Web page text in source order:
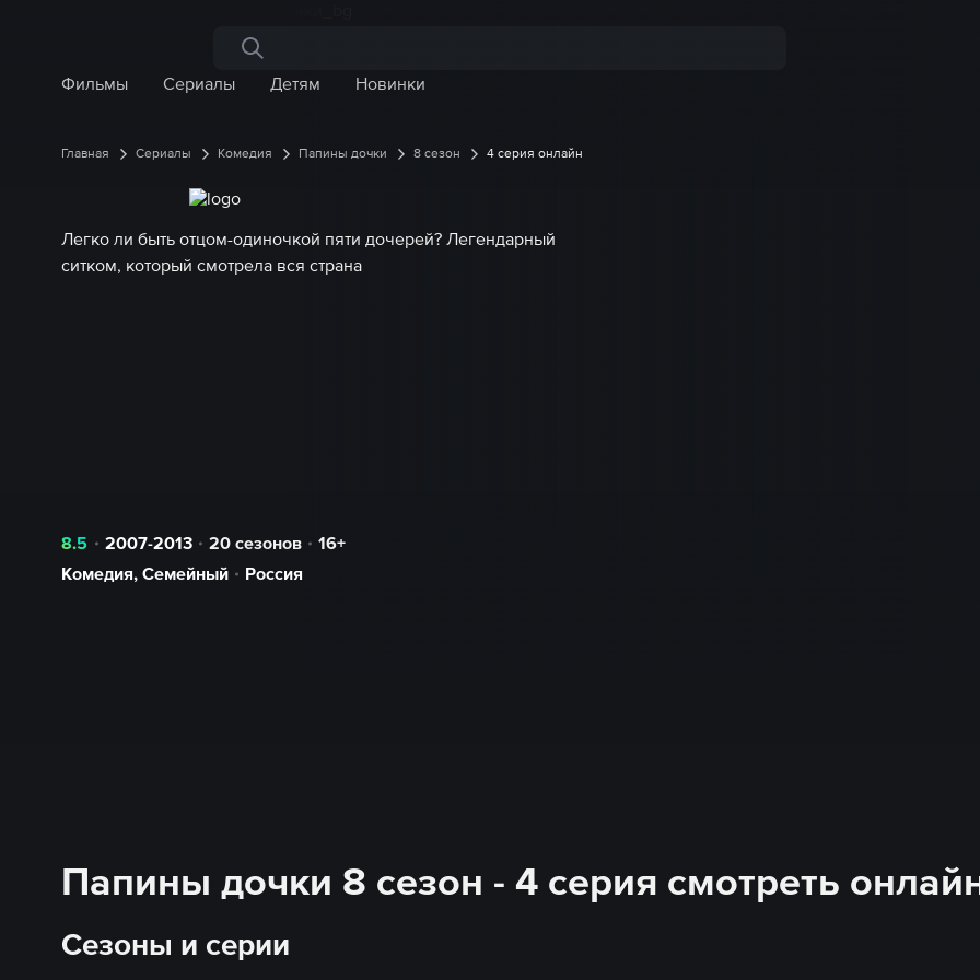
Поиск по сайту
Фильмы
Сериалы Детям Новинки
Главная Сериалы Комедия Папины дочки 8 сезон 4 серия онлайн
Легко ли быть отцом-одиночкой пяти дочерей? Легендарный
ситком, который смотрела вся страна
8.5 2007-2013 20 сезонов
16+
Комедия, Семейный Россия
Папины дочки 8 сезон - 4 серия смотреть
Сезоны и серии